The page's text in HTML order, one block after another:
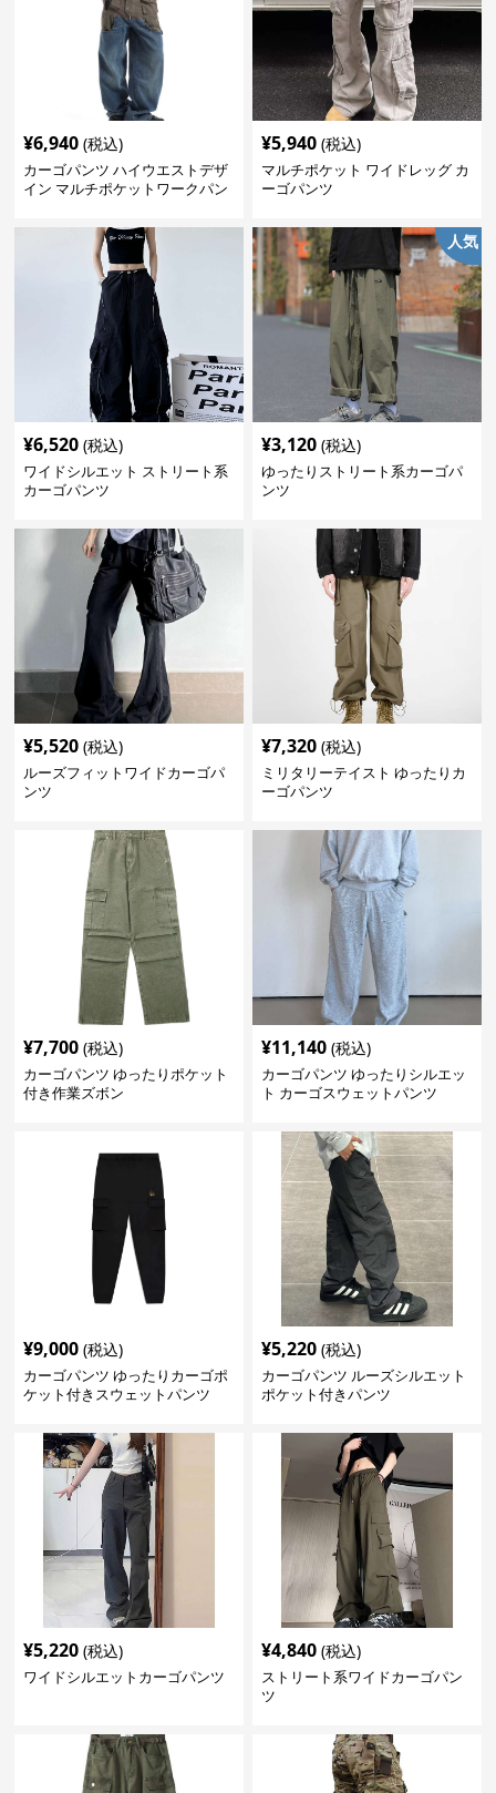
¥6,940 (税込)
カーゴパンツ ハイウエストデザ
イン マルチポケットワークパン
¥5,940 (税込)
マルチポケット ワイドレッグ カ
ーゴパンツ
¥6,520 (税込)
ワイドシルエット ストリート系
カーゴパンツ
人気
¥3,120 (税込)
ゆったりストリート系カーゴパ
ンツ
¥5,520 (税込)
ルーズフィットワイドカーゴパ
ンツ
¥7,320 (税込)
ミリタリーテイスト ゆったりカ
ーゴパンツ
¥7,700 (税込)
カーゴパンツ ゆったりポケット
付き作業ズボン
¥11,140 (税込)
カーゴパンツ ゆったりシルエッ
ト カーゴスウェットパンツ
¥9,000 (税込)
カーゴパンツ ゆったりカーゴポ
ケット付きスウェットパンツ
¥5,220 (税込)
カーゴパンツ ルーズシルエット
ポケット付きパンツ
¥5,220 (税込)
ワイドシルエットカーゴパンツ
¥4,840 (税込)
ストリート系ワイドカーゴパン
ツ